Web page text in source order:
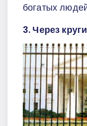
богатых
3. Через